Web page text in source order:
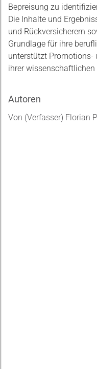
Bepreisung zu
Die Inhalte und
und Rückversicherern
Grundlage für ihre
unterstützt Promotions-
ihrer wissenschaftlichen
Autoren
Von (Verfasser) Florian